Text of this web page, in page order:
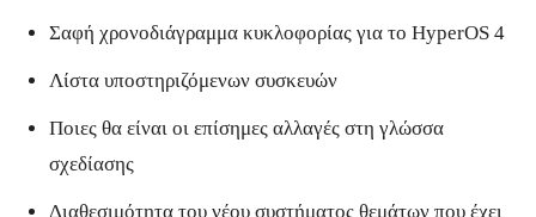
Σαφή χρονοδιάγραμμα κυκλοφορίας για το HyperOS 4
Λίστα υποστηριζόμενων συσκευών
Ποιες θα είναι οι επίσημες αλλαγές στη γλώσσα
σχεδίασης
Διαθεσιμότητα του νέου συστήματος θεμάτων που έχει